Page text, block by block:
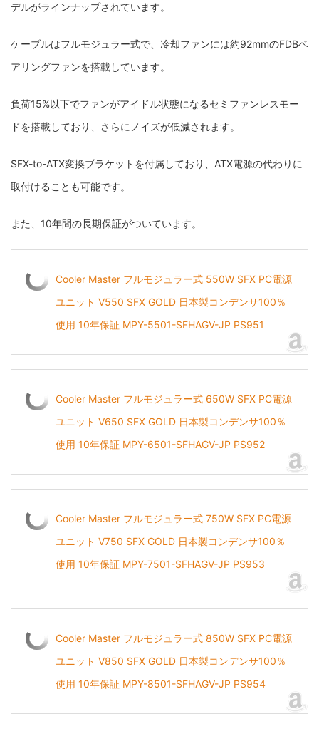
デルがラインナップされています。
ケーブルはフルモジュラー式で、冷却ファンには約92mmのFDBベ
アリングファンを搭載しています。
負荷15%以下でファンがアイドル状態になるセミファンレスモー
ドを搭載しており、さらにノイズが低減されます。
SFX-to-ATX変換ブラケットを付属しており、ATX電源の代わりに
取付けることも可能です。
また、10年間の長期保証がついています。
Cooler Master フルモジュラー式 550W SFX PC電源
ユニット V550 SFX GOLD 日本製コンデンサ100％
使用 10年保証 MPY-5501-SFHAGV-JP PS951
Cooler Master フルモジュラー式 650W SFX PC電源
ユニット V650 SFX GOLD 日本製コンデンサ100％
使用 10年保証 MPY-6501-SFHAGV-JP PS952
Cooler Master フルモジュラー式 750W SFX PC電源
ユニット V750 SFX GOLD 日本製コンデンサ100％
使用 10年保証 MPY-7501-SFHAGV-JP PS953
Cooler Master フルモジュラー式 850W SFX PC電源
ユニット V850 SFX GOLD 日本製コンデンサ100％
使用 10年保証 MPY-8501-SFHAGV-JP PS954